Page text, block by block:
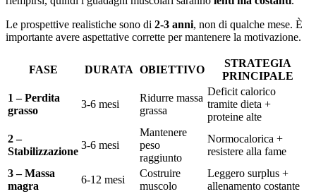
Le prospettive realistiche sono di 2-3 anni, non di qualche mese. È
importante avere aspettative corrette per mantenere la motivazione.
FASE DURATA OBIETTIVO
STRATEGIA
PRINCIPALE
1 – Perdita
grasso
3-6 mesi
Ridurre massa
grassa
Deficit calorico
tramite dieta +
proteine alte
2 –
Stabilizzazione
3-6 mesi
Mantenere
peso
raggiunto
Normocalorica +
resistere alla fame
3 – Massa
magra
6-12 mesi
Costruire
muscolo
Leggero surplus +
allenamento costante